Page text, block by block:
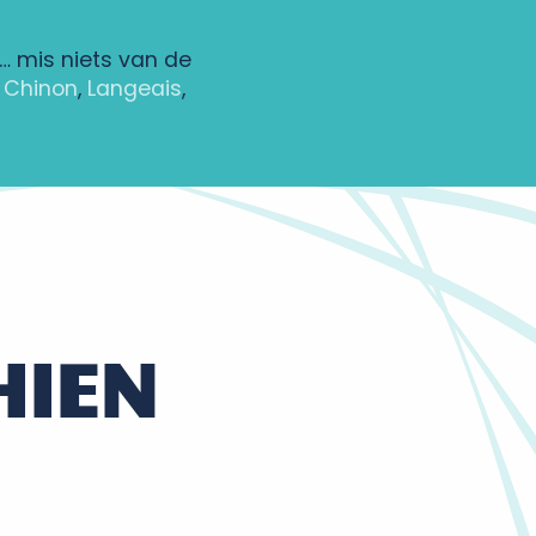
mis niets van de
Chinon, Langeais,